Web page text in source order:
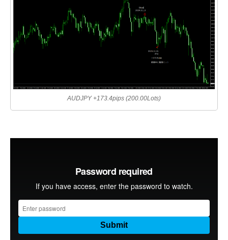
AUDJPY +173.4pips (200.00Lots)